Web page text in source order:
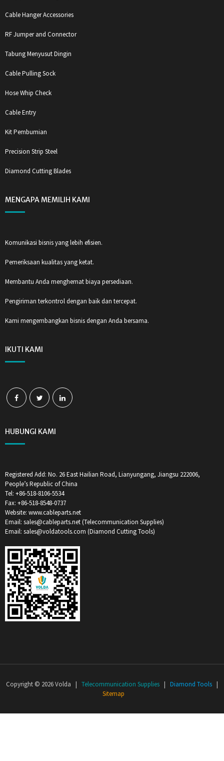
Cable Hanger Accessories
RF Jumper and Connector
Tabung Menyusut Dingin
Cable Pulling Sock
Hose Whip Check
Cable Entry
Kit Pembumian
Precision Strip Steel
Diamond Cutting Blades
MENGAPA MEMILIH KAMI
Komunikasi bisnis yang lebih efisien.
Pemeriksaan kualitas yang ketat.
Membantu Anda menghemat biaya persediaan.
Pengiriman terkontrol dengan baik dan tercepat.
Kami mengembangkan bisnis dengan Anda bersama.
IKUTI KAMI
HUBUNGI KAMI
Registered Add: No. 26 East Hailian Road, Lianyungang, Jiangsu 222006,
People’s Republic of China
Tel: +86-518-8106-5534
Fax: +86-518-8548-0737
Website: www.cableparts.net
Email: sales@cableparts.net (Telecommunication Supplies)
Email: sales@voldatools.com (Diamond Cutting Tools)
Copyright © 2026 Volda | Telecommunication Supplies | Diamond Tools |
Sitemap